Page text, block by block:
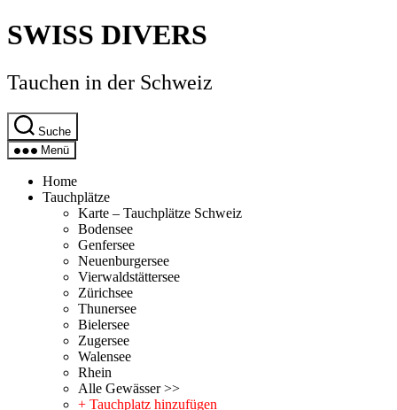
Direkt
zum
wechseln
SWISS DIVERS
Tauchen in der Schweiz
Suche
Menü
Home
Tauchplätze
Karte – Tauchplätze Schweiz
Bodensee
Genfersee
Neuenburgersee
Vierwaldstättersee
Zürichsee
Thunersee
Bielersee
Zugersee
Walensee
Rhein
Alle Gewässer >>
+ Tauchplatz hinzufügen